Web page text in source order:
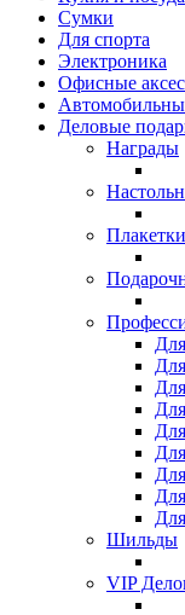
Сумки
Для спорта
Электроника
Офисные
Деловые
Награды
Плакетки
Шильды
VIP